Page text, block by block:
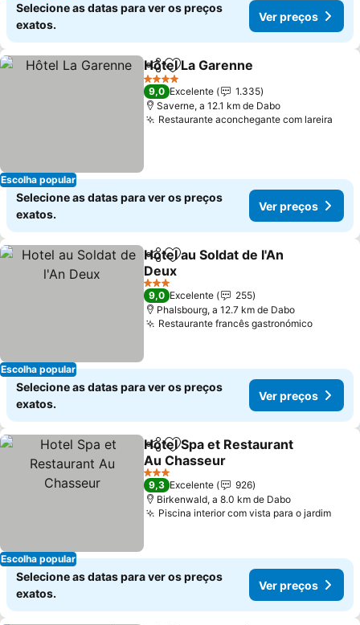
Selecione as datas para ver os preços
exatos.
Ver preços
Escolha popular
PartilharAdicionar aos favoritos
Hôtel La Garenne
4 Estrelas
9,0 Excelente
1.335
Saverne, a 12.1 km de Dabo
Restaurante aconchegante com lareira
Selecione as datas para ver os preços
exatos.
Ver preços
Escolha popular
PartilharAdicionar aos favoritos
Hotel au Soldat de l'An
Deux
3 Estrelas
9,0 Excelente
255
Phalsbourg, a 12.7 km de Dabo
Restaurante francês gastronómico
Selecione as datas para ver os preços
exatos.
Ver preços
Escolha popular
PartilharAdicionar aos favoritos
Hotel Spa et Restaurant
Au Chasseur
3 Estrelas
9,3 Excelente
926
Birkenwald, a 8.0 km de Dabo
Piscina interior com vista para o jardim
Selecione as datas para ver os preços
exatos.
Ver preços